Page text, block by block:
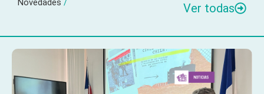
Novedades / Ver todas